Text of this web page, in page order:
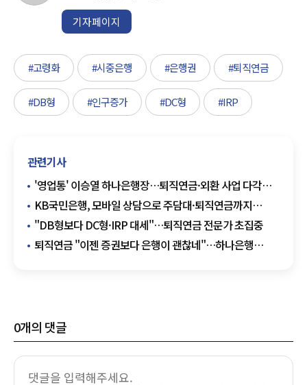
기자페이지
#고령화 #시중은행 #은행권 #퇴직연금
#DB형 #인구증가 #DC형 #IRP
관련기사
'영업통' 이승열 하나은행장…퇴직연금·외환 사업 다각화
나선다
KB국민은행, 모바일 상담으로 주담대·퇴직연금까지
가입한다
"DB형보다 DC형·IRP 대세"…퇴직연금 전문가 초집중
퇴직연금 "이젠 증권보다 은행이 괜찮네"…하나은행
0개의 댓글